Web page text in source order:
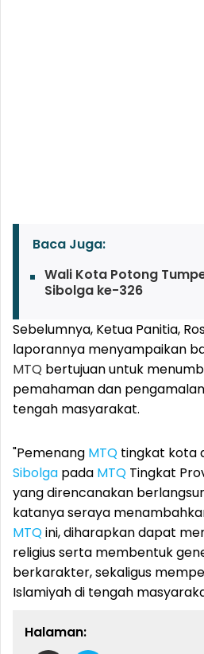
Baca Juga:
Wali Kota Potong
Sibolga ke-326
Sebelumnya, Ketua Panitia,
laporannya menyampaikan
MTQ bertujuan untuk
pemahaman dan
tengah masyarakat.
"Pemenang MTQ tingkat kota
Sibolga pada MTQ Tingkat
yang direncanakan
katanya seraya
MTQini, diharapkan dapat
religius serta membentuk
berkarakter, sekaligus
Islamiyah di tengah
Halaman: